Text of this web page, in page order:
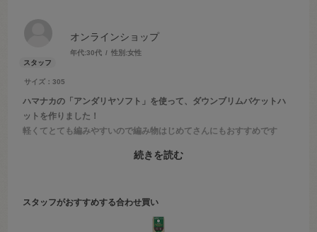
オンラインショップ
年代:30代 性別:女性
サイズ：305
ハマナカの「アンダリヤソフト」を使って、ダウンブリムバケットハ
ットを作りました！
軽くてとても編みやすいので編み物はじめてさんにもおすすめです
「オカダヤ 亀有店 ダウンブリムバケットハット」で検索してみて
続きを読む
スタッフがおすすめする合わせ買い